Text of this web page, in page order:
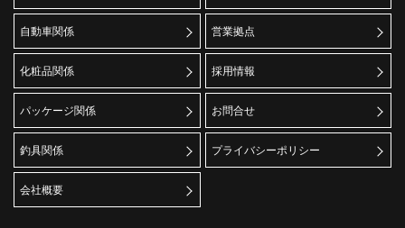
自動車関係
化粧品関係
パッケージ関係
釣具関係
会社概要
営業拠点
採用情報
お問合せ
プライバシーポリシー